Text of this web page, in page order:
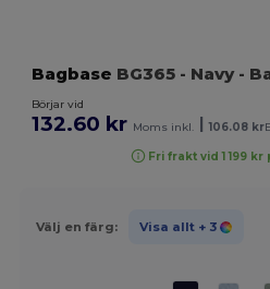
Bagbase BG365 - Navy-
Börjar vid
132.60 kr Moms inkl. 106.08 kr
Fri frakt vid 1 199
Välj en färg: Visa allt + 3